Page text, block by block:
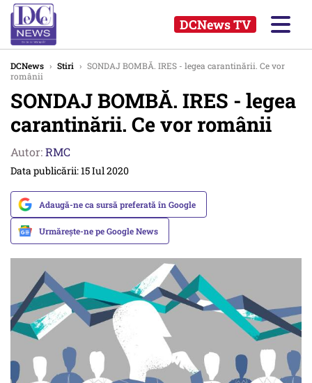
DCNews TV
DCNews › Stiri › SONDAJ BOMBĂ. IRES - legea carantinării. Ce vor
românii
SONDAJ BOMBĂ. IRES - legea
carantinării. Ce vor românii
Autor:RMC
Data publicării: 15 Iul 2020
Adaugă-ne ca sursă preferată în Google
Urmărește-ne pe Google News